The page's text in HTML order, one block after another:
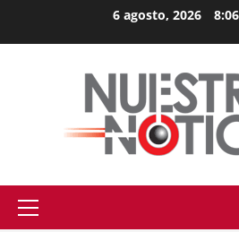
6 agosto, 2026
Primary